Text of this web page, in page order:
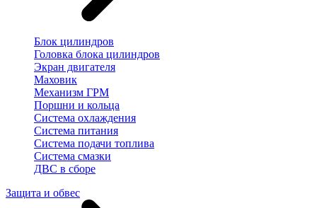
Блок цилиндров
Головка блока цилиндров
Экран двигателя
Маховик
Механизм ГРМ
Поршни и кольца
Система охлаждения
Система питания
Система подачи топлива
Система смазки
ДВС в сборе
Защита и обвес